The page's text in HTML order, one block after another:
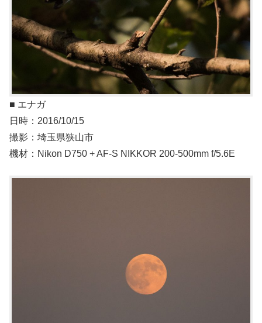
■ エナガ
日時：2016/10/15
撮影：埼玉県狭山市
機材：Nikon D750 + AF-S NIKKOR 200-500mm f/5.6E